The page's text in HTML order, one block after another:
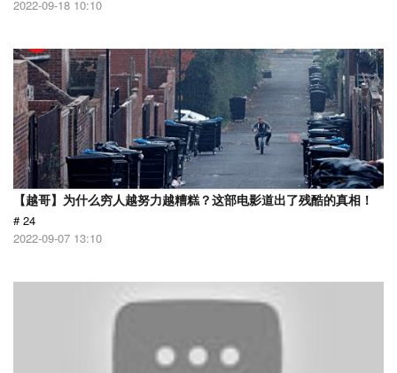
2022-09-18 10:10
【越哥】为什么穷人越努力越糟糕？这部电影道出了残酷的真相！
# 24
2022-09-07 13:10